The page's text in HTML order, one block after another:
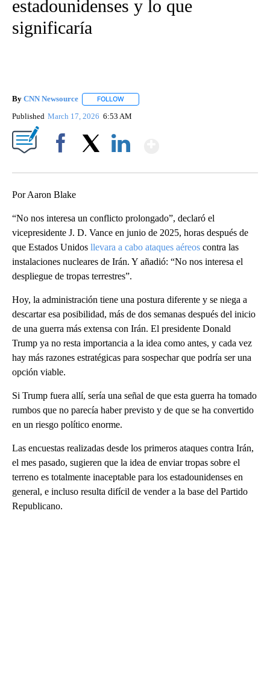
estadounidenses y lo que
significaría
By CNN Newsource FOLLOW
Published March 17, 2026 6:53 AM
Por Aaron Blake
“No nos interesa un conflicto prolongado”, declaró el
vicepresidente J. D. Vance en junio de 2025, horas después de
que Estados Unidos llevara a cabo ataques aéreos contra las
instalaciones nucleares de Irán. Y añadió: “No nos interesa el
despliegue de tropas terrestres”.
Hoy, la administración tiene una postura diferente y se niega a
descartar esa posibilidad, más de dos semanas después del inicio
de una guerra más extensa con Irán. El presidente Donald
Trump ya no resta importancia a la idea como antes, y cada vez
hay más razones estratégicas para sospechar que podría ser una
opción viable.
Si Trump fuera allí, sería una señal de que esta guerra ha tomado
rumbos que no parecía haber previsto y de que se ha convertido
en un riesgo político enorme.
Las encuestas realizadas desde los primeros ataques contra Irán,
el mes pasado, sugieren que la idea de enviar tropas sobre el
terreno es totalmente inaceptable para los estadounidenses en
general, e incluso resulta difícil de vender a la base del Partido
Republicano.